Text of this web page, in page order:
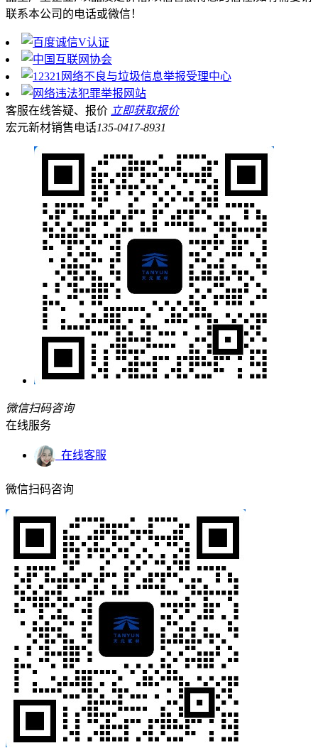
联系本公司的电话或微信！
客服在线答疑、报价 立即获取报价
宏元新材销售电话135-0417-8931
微信扫码咨询
在线服务
在线客服
微信扫码咨询